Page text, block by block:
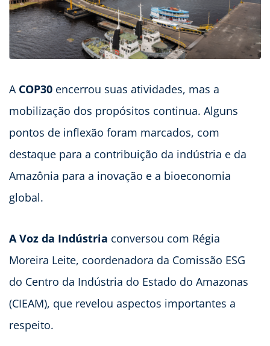
A COP30 encerrou suas atividades, mas a
mobilização dos propósitos continua. Alguns
pontos de inflexão foram marcados, com
destaque para a contribuição da indústria e da
Amazônia para a inovação e a bioeconomia
global.
A Voz da Indústria conversou com Régia
Moreira Leite, coordenadora da Comissão ESG
do Centro da Indústria do Estado do Amazonas
(CIEAM), que revelou aspectos importantes a
respeito.